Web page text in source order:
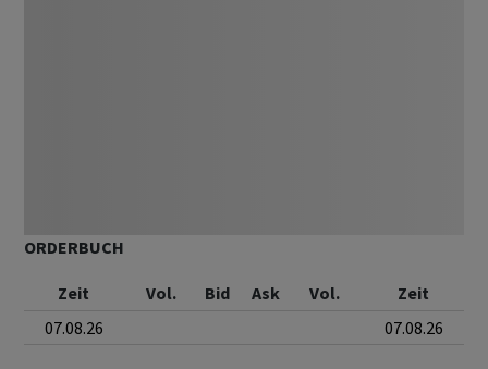
ORDERBUCH
Zeit Vol. Bid Ask Vol.
Zeit
07.08.26
07.08.26